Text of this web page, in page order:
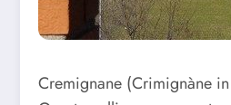
Cremignane (Crimignàne